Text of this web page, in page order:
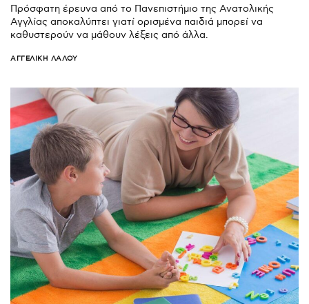
Πρόσφατη έρευνα από το Πανεπιστήμιο της Ανατολικής
Αγγλίας αποκαλύπτει γιατί ορισμένα παιδιά μπορεί να
καθυστερούν να μάθουν λέξεις από άλλα.
ΑΓΓΕΛΙΚΉ ΛΆΛΟΥ